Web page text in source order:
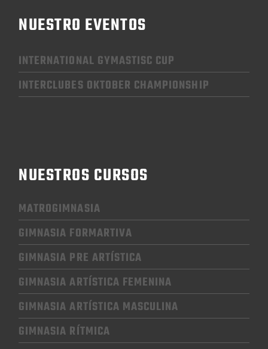
NUESTRO EVENTOS
INTERNATIONAL GYMASTISC CUP
INTERCLUBES OKTOBER CHAMPIONSHIP
NUESTROS CURSOS
MATROGIMNASIA
GIMNASIA FORMARTIVA
GIMNASIA PRE ARTÍSTICA
GIMNASIA ARTÍSTICA FEMENINA
GIMNASIA ARTÍSTICA MASCULINA
GIMNASIA RÍTMICA